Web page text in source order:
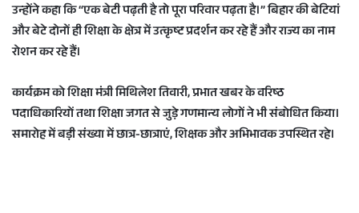
उन्होंने कहा कि“एक बेटी पढ़ती है तो पूरा परिवार पढ़ता है।”बिहार की बेटियां
और बेटे दोनों ही शिक्षा के क्षेत्र में उत्कृष्ट प्रदर्शन कर रहे हैं और राज्य का नाम
रोशन कर रहे हैं।
कार्यक्रम को शिक्षा मंत्रीमिथिलेश तिवारी, प्रभात खबर के वरिष्ठ
पदाधिकारियों तथा शिक्षा जगत से जुड़े गणमान्य लोगों ने भी संबोधित किया।
समारोह में बड़ी संख्या में छात्र-छात्राएं, शिक्षक और अभिभावक उपस्थित रहे।